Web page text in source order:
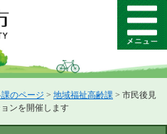
メ
ニ
ー
のページ > 地域福祉高齢課 > 市民後見
ンを開催します